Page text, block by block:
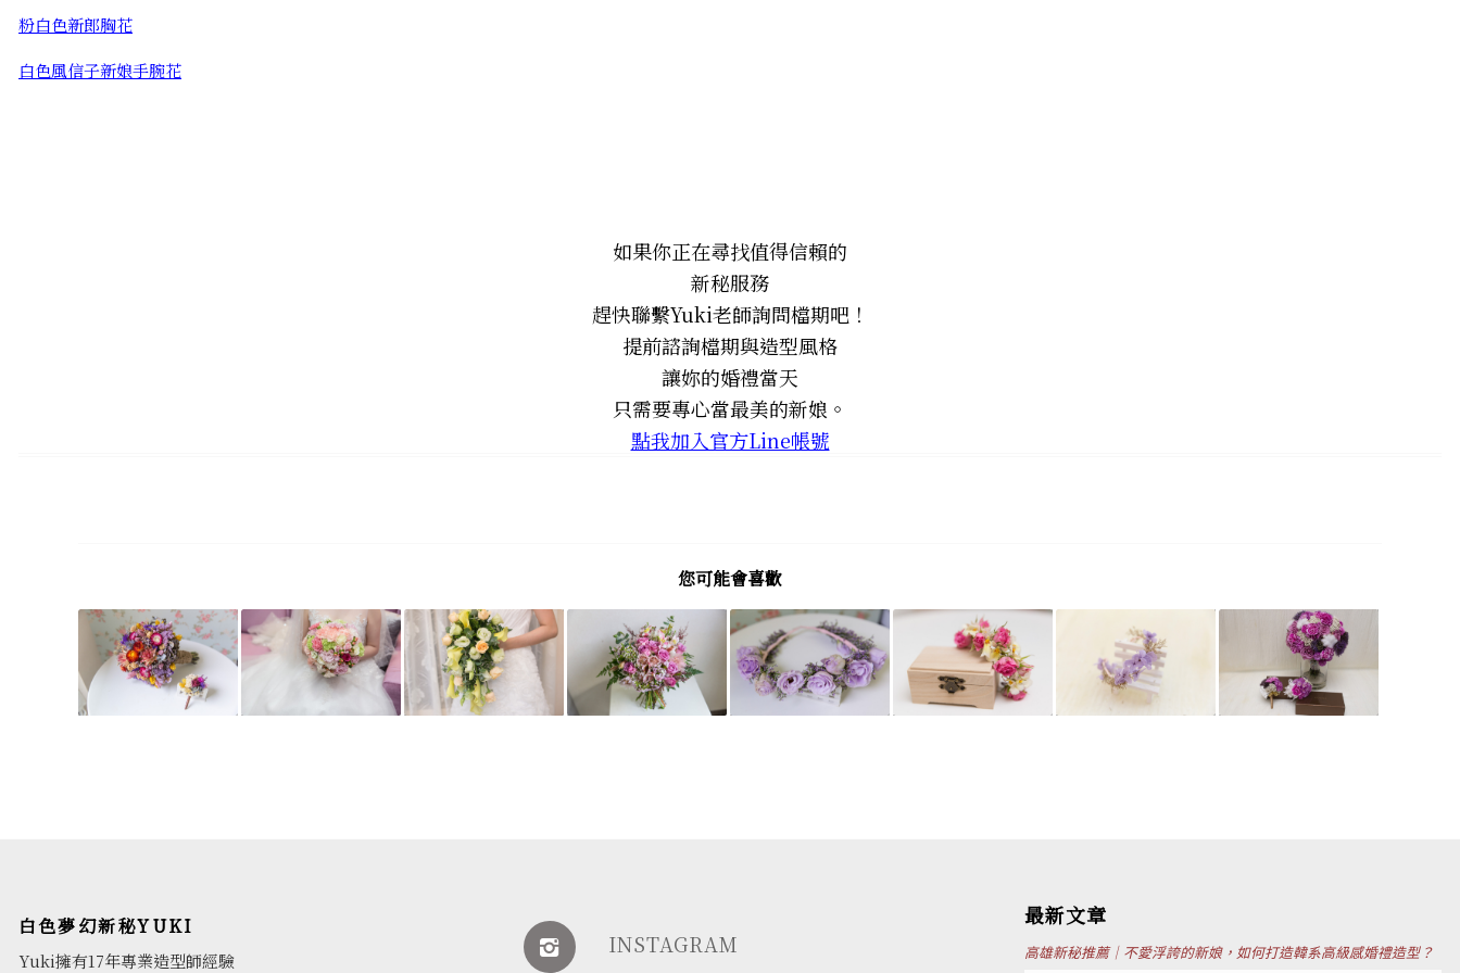
粉白色新郎胸花
白色風信子新娘手腕花
如果你正在尋找值得信賴的
新秘服務
趕快聯繫Yuki老師詢問檔期吧！
提前諮詢檔期與造型風格
讓妳的婚禮當天
只需要專心當最美的新娘。
點我加入官方Line帳號
您可能會喜歡
白色夢幻新秘YUKI
Yuki擁有17年專業造型師經驗
INSTAGRAM
最新文章
高雄新秘推薦｜不愛浮誇的新娘，如何打造韓系高級感婚禮造型？